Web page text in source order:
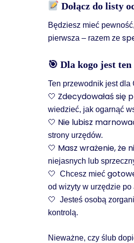
Dołącz do listy
Będziesz mieć
pierwsza – razem ze
🎯 Dla kogo jest ten
Ten przewodnik jest dla
🤍 Zdecydowałaś się
wiedzieć, jak ogarnąć
🤍 Nie lubisz
strony urzędów.
🤍 Masz wrażenie, że
niejasnych lub
🤍 Chcesz mieć
od wizyty w urzędzie
🤍 Jesteś osobą
kontrolą.
Nieważne, czy ślub